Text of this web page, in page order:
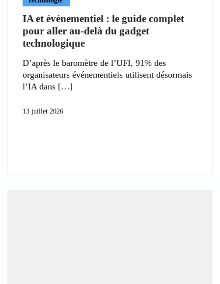
IA et événementiel : le guide complet
pour aller au-delà du gadget
technologique
D’après le baromètre de l’UFI, 91% des
organisateurs événementiels utilisent désormais
l’IA dans
13 juillet 2026